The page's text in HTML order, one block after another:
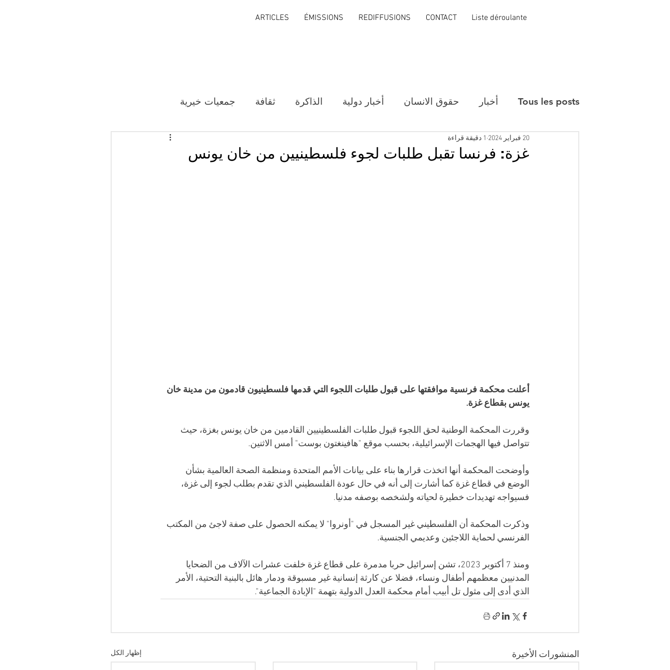
ARTICLES ÉMISSIONS REDIFFUSIONS CONTACT Liste déroulante
Tous les posts أخبار حقوق الانسان أخبار دولية الذاكرة ثقافة جمعيات خيرية
غزة: فرنسا تقبل طلبات لجوء فلسطينيين من خان يونس
20 فبراير 2024 1 دقيقة قراءة
أعلنت محكمة فرنسية موافقتها على قبول طلبات اللجوء التي قدمها فلسطينيون قادمون من مدينة خان
يونس بقطاع غزة.
وقررت المحكمة الوطنية لحق اللجوء قبول طلبات الفلسطينيين القادمين من خان يونس بغزة، حيث
تتواصل فيها الهجمات الإسرائيلية، بحسب موقع "هافينغتون بوست" أمس الاثنين.
وأوضحت المحكمة أنها اتخذت قرارها بناء على بيانات الأمم المتحدة ومنظمة الصحة العالمية بشأن
الوضع في قطاع غزة كما أشارت إلى أنه في حال عودة الفلسطيني الذي تقدم بطلب لجوء إلى غزة،
فسيواجه تهديدات خطيرة لحياته ولشخصه بوصفه مدنيا.
وذكرت المحكمة أن الفلسطيني غير المسجل في "أونروا" لا يمكنه الحصول على صفة لاجئ من المكتب
الفرنسي لحماية اللاجئين وعديمي الجنسية.
ومنذ 7 أكتوبر 2023، تشن إسرائيل حربا مدمرة على قطاع غزة خلفت عشرات الآلاف من الضحايا
المدنيين معظمهم أطفال ونساء، فضلا عن كارثة إنسانية غير مسبوقة ودمار هائل بالبنية التحتية، الأمر
الذي أدى إلى مثول تل أبيب أمام محكمة العدل الدولية بتهمة "الإبادة الجماعية".
المنشورات الأخيرة إظهار الكل